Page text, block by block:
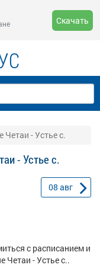
Скачать
Четаи - Устье с.
- Устье с.
08 авг
с расписанием и
Четаи - Устье с..